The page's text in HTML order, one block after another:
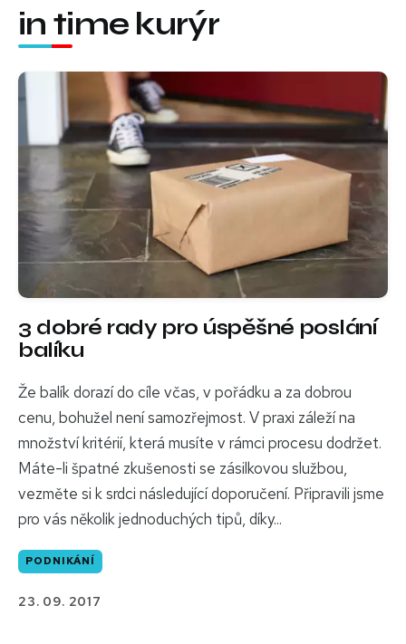
in time kurýr
3 dobré rady pro úspěšné poslání
balíku
Že balík dorazí do cíle včas, v pořádku a za dobrou
cenu, bohužel není samozřejmost. V praxi záleží na
množství kritérií, která musíte v rámci procesu dodržet.
Máte-li špatné zkušenosti se zásilkovou službou,
vezměte si k srdci následující doporučení. Připravili jsme
pro vás několik jednoduchých tipů, díky...
PODNIKÁNÍ
23. 09. 2017